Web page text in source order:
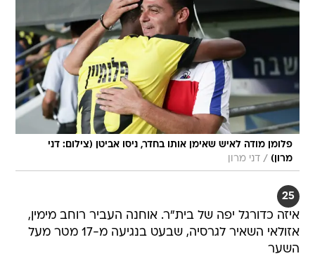
פלומן מודה לאיש שאימן אותו בחדר, ניסו אביטן (צילום: דני
מרון) / דני מרון
25
איזה כדורגל יפה של בית"ר. אוחנה העביר רוחב מימין,
אזולאי השאיר לגרסיה, שבעט בנגיעה מ-17 מטר מעל
השער